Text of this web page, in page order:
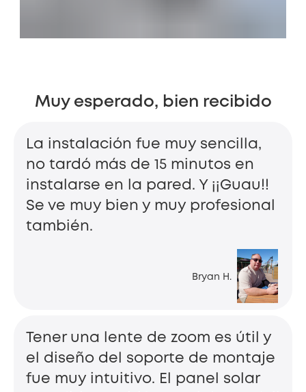
Muy esperado, bien recibido
Bryan H.
La instalación fue muy sencilla,
no tardó más de 15 minutos en
instalarse en la pared. Y ¡¡Guau!!
Se ve muy bien y muy profesional
también.
Tener una lente de zoom es útil y
el diseño del soporte de montaje
fue muy intuitivo. El panel solar